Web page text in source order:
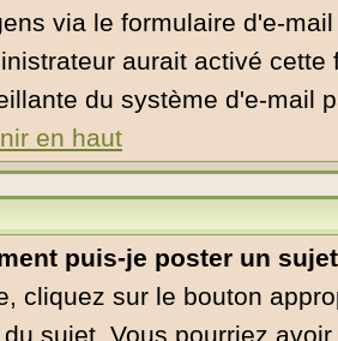
via le formulaire d'e-
aurait activé
du système d'e-mail
en haut
puis-je poster un
cliquez sur le bouton
sujet. Vous pourriez